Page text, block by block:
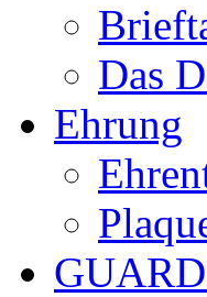
Das
Ehrung